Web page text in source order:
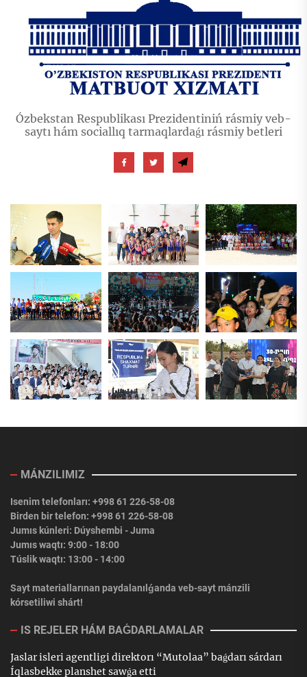
Ózbekstan Respublikası Prezidentiniń rásmiy veb-
saytı hám sociallıq tarmaqlardaǵı rásmiy betleri
MÁNZILIMIZ
Isenim telefonları: +998 61 226-58-08
Birden bir telefon: +998 61 226-58-08
Jumıs kúnleri: Dúyshembi - Juma
Jumıs waqtı: 9:00 - 18:00
Túslik waqtı: 13:00 - 14:00
Sayt materiallarınan paydalanılǵanda veb-sayt mánzili
kórsetiliwi shárt!
IS REJELER HÁM BAǴDARLAMALAR
Jaslar isleri agentligi direktorı “Mutolaa” baǵdarı sárdarı
Íqlasbekke planshet sawǵa etti